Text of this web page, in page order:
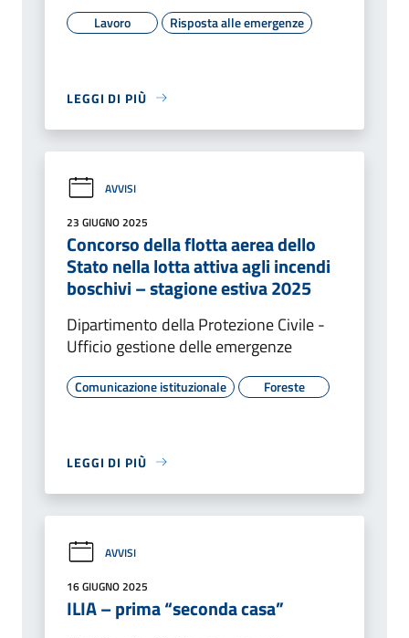
Lavoro Risposta alle emergenze
LEGGI DI PIÙ
AVVISI
23 GIUGNO 2025
Concorso della flotta aerea dello
Stato nella lotta attiva agli incendi
boschivi – stagione estiva 2025
Dipartimento della Protezione Civile -
Ufficio gestione delle emergenze
Comunicazione istituzionale Foreste
LEGGI DI PIÙ
AVVISI
16 GIUGNO 2025
ILIA – prima “seconda casa”